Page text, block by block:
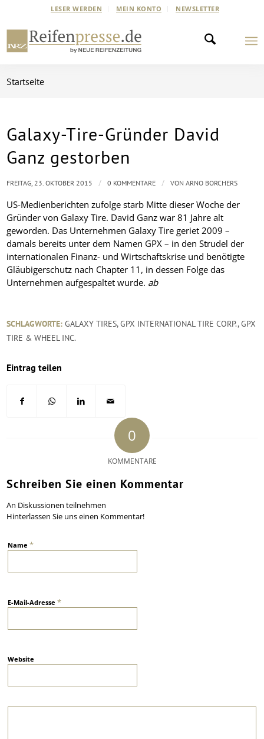
LESER WERDEN MEIN KONTO NEWSLETTER
Startseite
Galaxy-Tire-Gründer David
Ganz gestorben
US-Medienberichten zufolge starb Mitte dieser Woche der
Gründer von Galaxy Tire. David Ganz war 81 Jahre alt
geworden. Das Unternehmen Galaxy Tire geriet 2009 –
damals bereits unter dem Namen GPX – in den Strudel der
internationalen Finanz- und Wirtschaftskrise und benötigte
Gläubigerschutz nach Chapter 11, in dessen Folge das
Unternehmen aufgespaltet wurde. ab
FREITAG, 23. OKTOBER 2015 / 0 KOMMENTARE / VONARNO BORCHERS
SCHLAGWORTE: GALAXY TIRES,GPX INTERNATIONAL TIRE CORP.,GPX
TIRE & WHEEL INC.
Eintrag teilen
0
KOMMENTARE
Schreiben Sie einen Kommentar
An Diskussionen teilnehmen
Hinterlassen Sie uns einen Kommentar!
Name*
E-Mail-Adresse*
Website